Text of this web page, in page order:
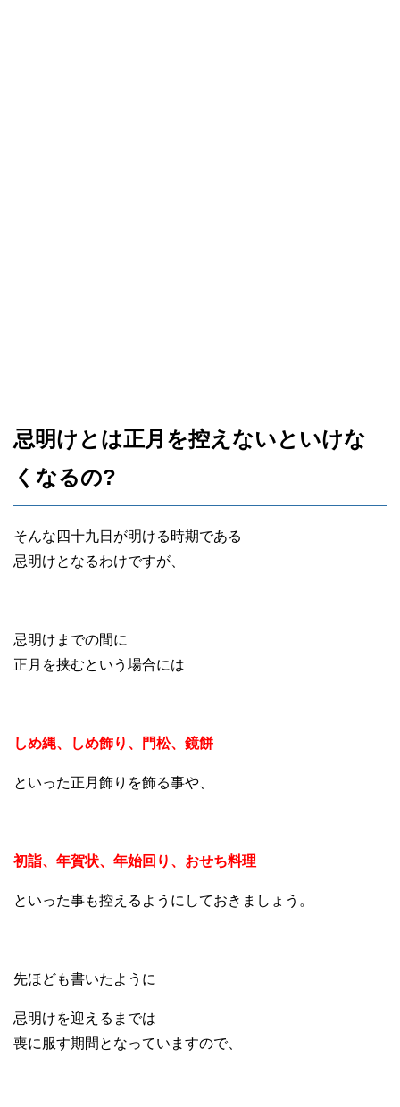
忌明けとは正月を控えないといけな
くなるの?
そんな四十九日が明ける時期である
忌明けとなるわけですが、
忌明けまでの間に
正月を挟むという場合には
しめ縄、しめ飾り、門松、鏡餅
といった正月飾りを飾る事や、
初詣、年賀状、年始回り、おせち料理
といった事も控えるようにしておきましょう。
先ほども書いたように
忌明けを迎えるまでは
喪に服す期間となっていますので、